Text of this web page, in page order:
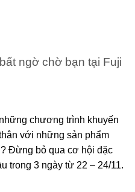
ngờ chờ bạn tại Fuji
chương trình khuyến
với những sản phẩm
Đừng bỏ qua cơ hội đặc
trong 3 ngày từ 22 – 24/11.